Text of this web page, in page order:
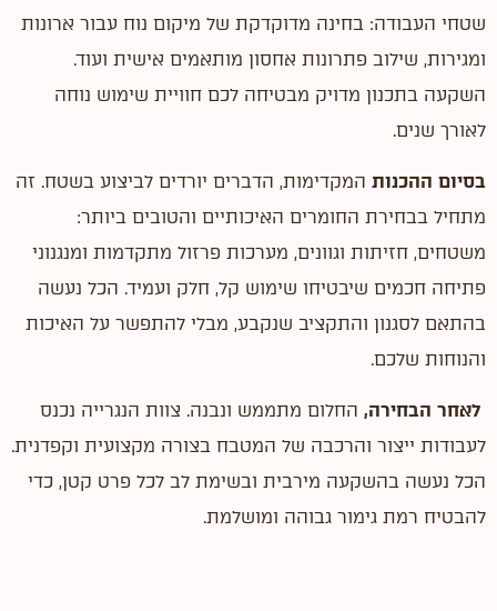
שטחי העבודה: בחינה מדוקדקת של מיקום נוח עבור ארונות
ומגירות, שילוב פתרונות אחסון מותאמים אישית ועוד.
השקעה בתכנון מדויק מבטיחה לכם חוויית שימוש נוחה
לאורך שנים.
בסיום ההכנות המקדימות, הדברים יורדים לביצוע בשטח. זה
מתחיל בבחירת החומרים האיכותיים והטובים ביותר:
משטחים, חזיתות וגוונים, מערכות פרזול מתקדמות ומנגנוני
פתיחה חכמים שיבטיחו שימוש קל, חלק ועמיד. הכל נעשה
בהתאם לסגנון והתקציב שנקבע, מבלי להתפשר על האיכות
והנוחות שלכם.
לאחר הבחירה, החלום מתממש ונבנה. צוות הנגרייה נכנס
לעבודות ייצור והרכבה של המטבח בצורה מקצועית וקפדנית.
הכל נעשה בהשקעה מירבית ובשימת לב לכל פרט קטן, כדי
להבטיח רמת גימור גבוהה ומושלמת.